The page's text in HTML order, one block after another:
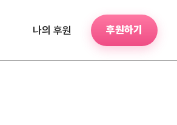
나의 후원 후원하기